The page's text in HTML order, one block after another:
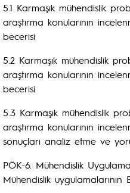
5.1 Karmaşık mühendislik
araştırma konularının
becerisi
5.2 Karmaşık mühendislik
araştırma konularının
becerisi
5.3 Karmaşık mühendislik
araştırma konularının
sonuçları analiz etme ve
PÖK-6. Mühendislik
Mühendislik uygulamalarının